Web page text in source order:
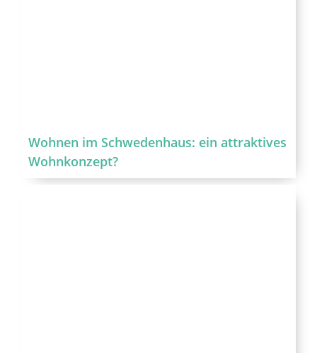
Wohnen im Schwedenhaus: ein attraktives
Wohnkonzept?